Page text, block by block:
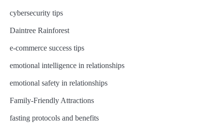
cybersecurity tips
Daintree Rainforest
e-commerce success tips
emotional intelligence in relationships
emotional safety in relationships
Family-Friendly Attractions
fasting protocols and benefits